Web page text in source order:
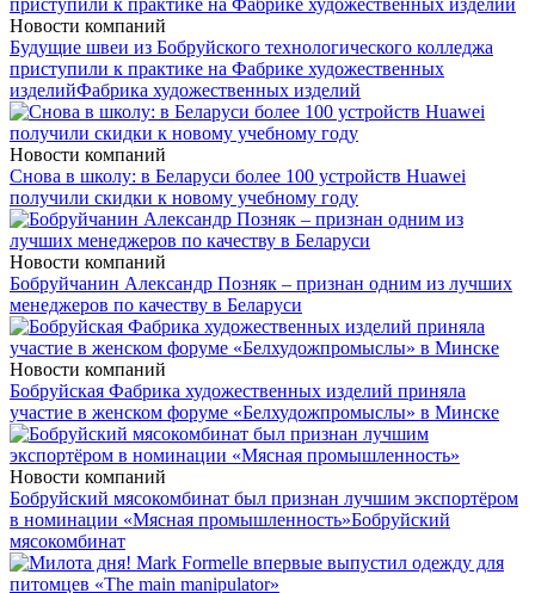
Новости компаний
Будущие швеи из Бобруйского технологического колледжа
приступили к практике на Фабрике художественных
изделийФабрика художественных изделий
Новости компаний
Снова в школу: в Беларуси более 100 устройств Huawei
получили скидки к новому учебному году
Новости компаний
Бобруйчанин Александр Позняк – признан одним из лучших
менеджеров по качеству в Беларуси
Новости компаний
Бобруйская Фабрика художественных изделий приняла
участие в женском форуме «Белхудожпромыслы» в Минске
Новости компаний
Бобруйский мясокомбинат был признан лучшим экспортёром
в номинации «Мясная промышленность»Бобруйский
мясокомбинат